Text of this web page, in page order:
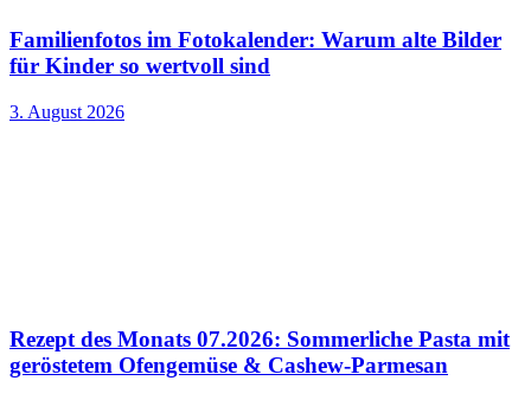
Familienfotos im Fotokalender: Warum alte Bilder
für Kinder so wertvoll sind
3. August 2026
Rezept des Monats 07.2026: Sommerliche Pasta mit
geröstetem Ofengemüse & Cashew-Parmesan